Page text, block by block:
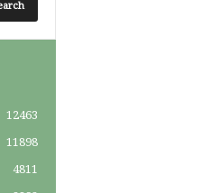
12463
11898
4811